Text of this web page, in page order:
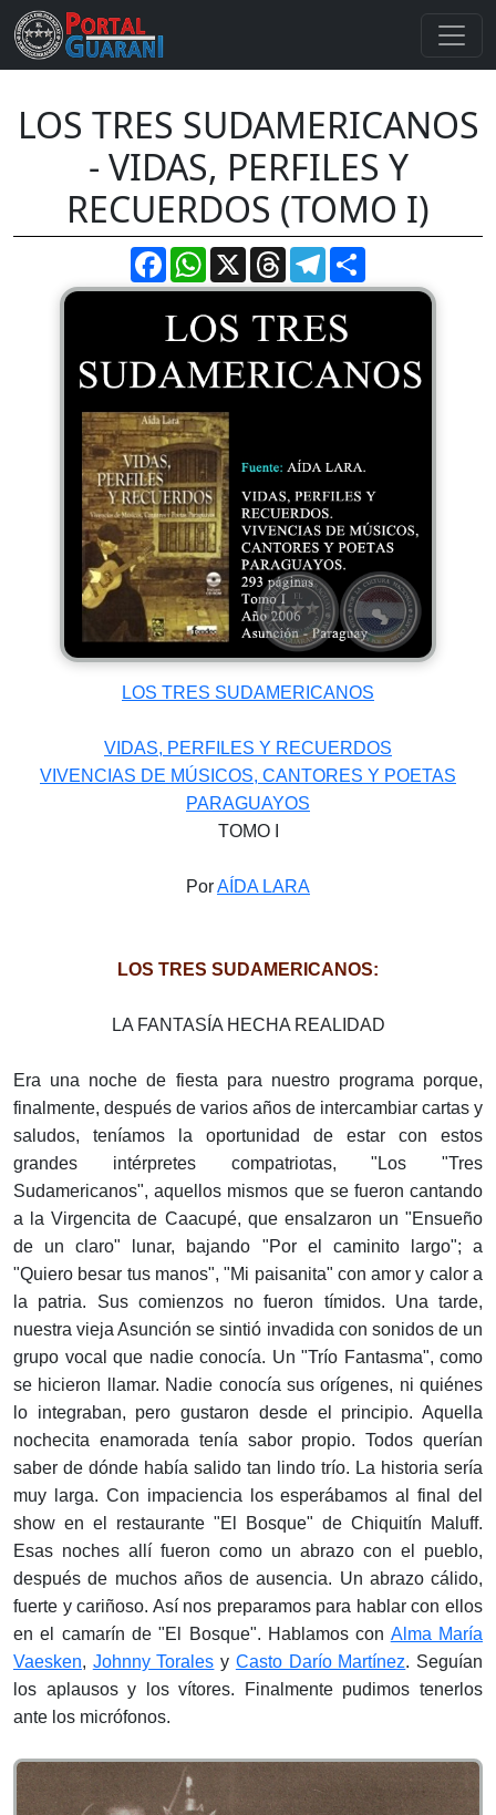
LOS TRES SUDAMERICANOS
- VIDAS, PERFILES Y
RECUERDOS (TOMO I)
FacebookWhatsApp
X ThreadsTelegram
LOS TRES SUDAMERICANOS
VIDAS, PERFILES Y RECUERDOS
VIVENCIAS DE MÚSICOS, CANTORES Y POETAS
PARAGUAYOS
TOMO I
PorAÍDA LARA
LOS TRES SUDAMERICANOS:
LA FANTASÍA HECHA REALIDAD
Era una noche de fiesta para nuestro programa porque,
finalmente, después de varios años de intercambiar cartas y
saludos, teníamos la oportunidad de estar con estos
grandes intérpretes compatriotas, "Los "Tres
Sudamericanos", aquellos mismos que se fueron cantando
a la Virgencita de Caacupé, que ensalzaron un "Ensueño
de un claro" lunar, bajando "Por el caminito largo"; a
"Quiero besar tus manos", "Mi paisanita" con amor y calor a
la patria. Sus comienzos no fueron tímidos. Una tarde,
nuestra vieja Asunción se sintió invadida con sonidos de un
grupo vocal que nadie conocía. Un "Trío Fantasma", como
se hicieron llamar. Nadie conocía sus orígenes, ni quiénes
lo integraban, pero gustaron desde el principio. Aquella
nochecita enamorada tenía sabor propio. Todos querían
saber de dónde había salido tan lindo trío. La historia sería
muy larga. Con impaciencia los esperábamos al final del
show en el restaurante "El Bosque" de Chiquitín Maluff.
Esas noches allí fueron como un abrazo con el pueblo,
después de muchos años de ausencia. Un abrazo cálido,
fuerte y cariñoso. Así nos preparamos para hablar con ellos
en el camarín de "El Bosque". Hablamos con Alma María
Vaesken, Johnny Torales y Casto Darío Martínez. Seguían
los aplausos y los vítores. Finalmente pudimos tenerlos
ante los micrófonos.